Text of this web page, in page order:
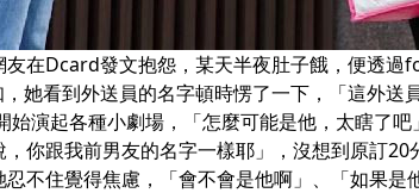
友在Dcard發文抱怨，某天半夜肚子餓，便透
她看到外送員的名字頓時愣了一下，「這外送
始演起各種小劇場，「怎麼可能是他，太瞎了
，你跟我前男友的名字一樣耶」，沒想到原訂
忍不住覺得焦慮，「會不會是他啊」、「如果